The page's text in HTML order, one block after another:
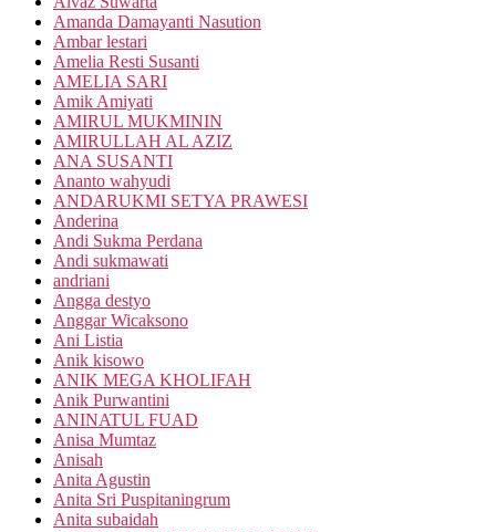
Amanda Damayanti Nasution
Ambar lestari
Amelia Resti Susanti
AMELIA SARI
Amik Amiyati
AMIRUL MUKMININ
AMIRULLAH AL AZIZ
ANA SUSANTI
Ananto wahyudi
ANDARUKMI SETYA PRAWESI
Anderina
Andi Sukma Perdana
Andi sukmawati
andriani
Angga destyo
Anggar Wicaksono
Ani Listia
Anik kisowo
ANIK MEGA KHOLIFAH
Anik Purwantini
ANINATUL FUAD
Anisa Mumtaz
Anisah
Anita Agustin
Anita Sri Puspitaningrum
Anita subaidah